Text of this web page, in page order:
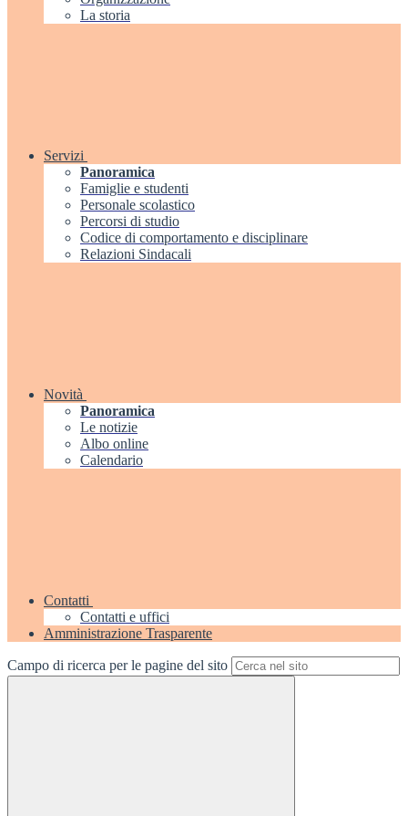
La storia
Servizi
Panoramica
Famiglie e studenti
Personale scolastico
Percorsi di studio
Codice di comportamento e disciplinare
Relazioni Sindacali
Novità
Panoramica
Le notizie
Albo online
Calendario
Contatti
Contatti e uffici
Amministrazione Trasparente
Campo di ricerca per le pagine del sito